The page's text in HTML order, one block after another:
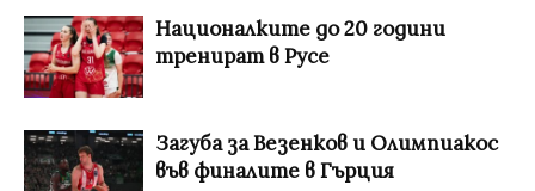
Националките до 20 години
тренират в Русе
Загуба за Везенков и Олимпиакос
във финалите в Гърция